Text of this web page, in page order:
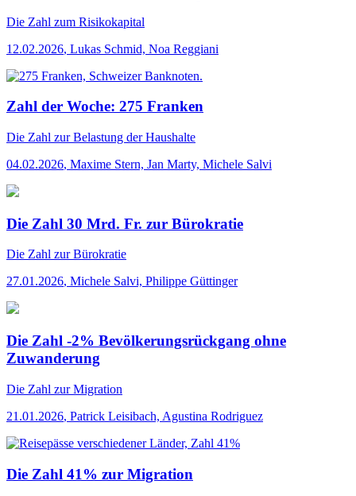
Die Zahl zum Risikokapital
12.02.2026, Lukas Schmid, Noa Reggiani
Zahl der Woche: 275 Franken
Die Zahl zur Belastung der Haushalte
04.02.2026, Maxime Stern, Jan Marty, Michele Salvi
Die Zahl 30 Mrd. Fr. zur Bürokratie
Die Zahl zur Bürokratie
27.01.2026, Michele Salvi, Philippe Güttinger
Die Zahl -2% Bevölkerungsrückgang ohne
Zuwanderung
Die Zahl zur Migration
21.01.2026, Patrick Leisibach, Agustina Rodriguez
Die Zahl 41% zur Migration